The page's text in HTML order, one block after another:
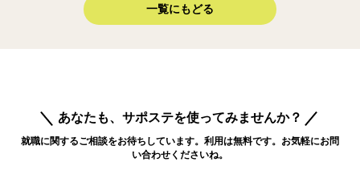
一覧にもどる
あなたも、サポステを使ってみませんか？
就職に関するご相談をお待ちしています。利用は無料です。お気軽にお問
い合わせくださいね。